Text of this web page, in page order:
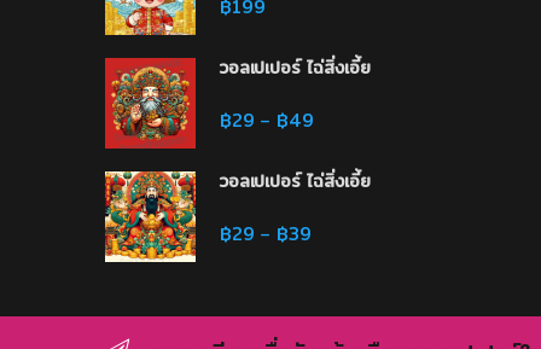
฿199
วอลเปเปอร์ ไฉ่สิ่งเอี้ย
฿29 – ฿49Price range: ฿29 through ฿
วอลเปเปอร์ ไฉ่สิ่งเอี้ย
฿29 – ฿39Price range: ฿29 through ฿